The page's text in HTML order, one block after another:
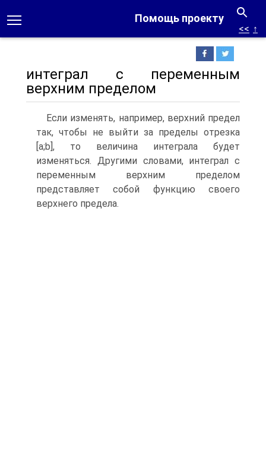
Помощь проекту
<< ↑
интеграл с переменным
верхним пределом
Если изменять, например, верхний предел
так, чтобы не выйти за пределы отрезка
[a;b], то величина интеграла будет
изменяться. Другими словами, интеграл с
переменным верхним пределом
представляет собой функцию своего
верхнего предела.